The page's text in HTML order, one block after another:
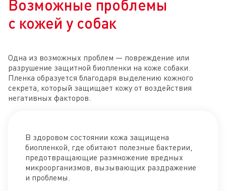
Возможные проблемы
с кожей у собак
Одна из возможных проблем — повреждение или
разрушение защитной биопленки на коже собаки.
Пленка образуется благодаря выделению кожного
секрета, который защищает кожу от воздействия
негативных факторов.
В здоровом состоянии кожа защищена
биопленкой, где обитают полезные бактерии,
предотвращающие размножение вредных
микроорганизмов, вызывающих раздражение
и проблемы.